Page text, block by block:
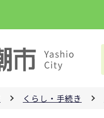
くらし・手続き